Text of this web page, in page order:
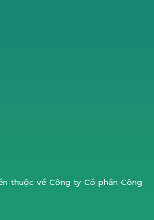
thuộc về Công ty Cổ phần Công